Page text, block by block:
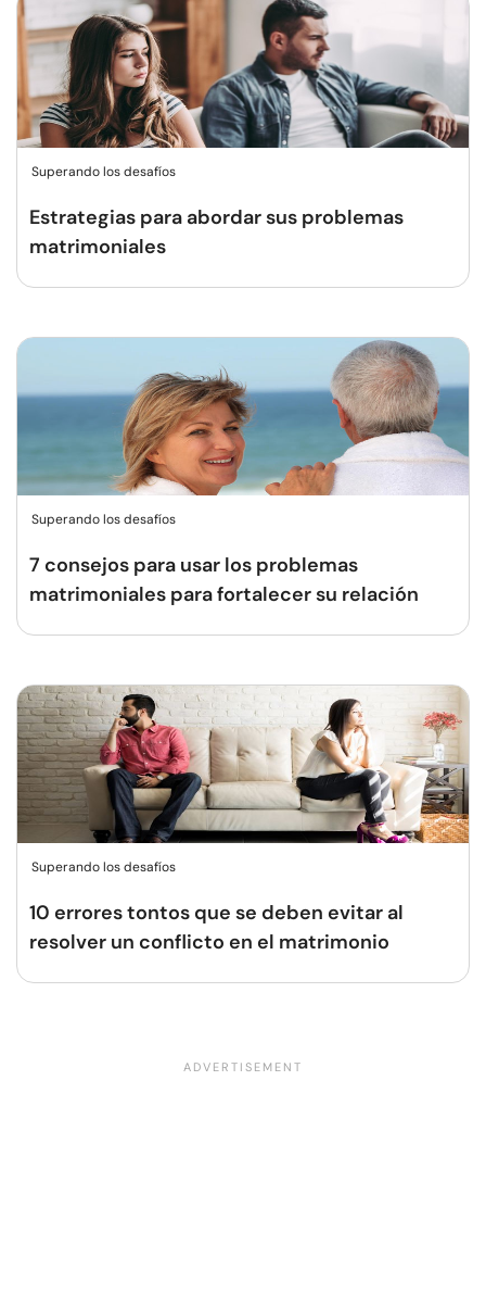
Superando los desafíos
Estrategias para abordar sus problemas
matrimoniales
Superando los desafíos
7 consejos para usar los problemas
matrimoniales para fortalecer su relación
Superando los desafíos
10 errores tontos que se deben evitar al
resolver un conflicto en el matrimonio